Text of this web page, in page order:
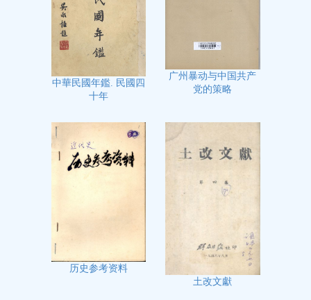
中華民國年鑑. 民國四
十年
广州暴动与中国共产
党的策略
历史参考资料
土改文獻